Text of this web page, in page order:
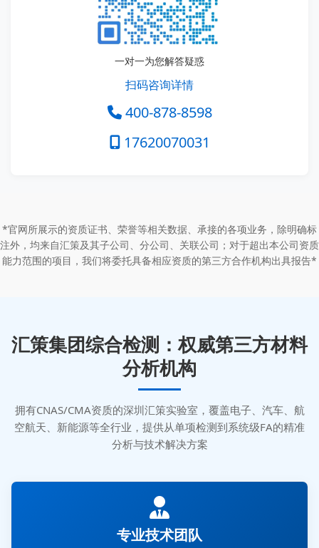
一对一为您解答疑惑
扫码咨询详情
400-878-8598
17620070031
*官网所展示的资质证书、荣誉等相关数据、承接的各项业务，除明确标
注外，均来自汇策及其子公司、分公司、关联公司；对于超出本公司资质
能力范围的项目，我们将委托具备相应资质的第三方合作机构出具报告*
汇策集团综合检测：权威第三方材料
分析机构
拥有CNAS/CMA资质的深圳汇策实验室，覆盖电子、汽车、航
空航天、新能源等全行业，提供从单项检测到系统级FA的精准
分析与技术解决方案
专业技术团队